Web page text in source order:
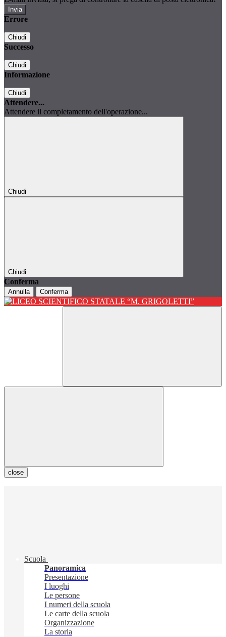
Errore
Chiudi
Successo
Chiudi
Informazione
Chiudi
Attendere...
Attendere il completamento dell'operazione...
Chiudi
Chiudi
Conferma
Annulla Conferma
close
Scuola
Panoramica
Presentazione
I luoghi
Le persone
I numeri della scuola
Le carte della scuola
Organizzazione
La storia